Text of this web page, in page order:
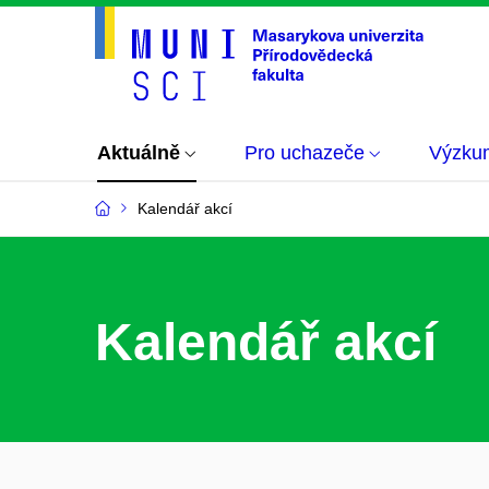
Aktuálně Pro uchazeče
Kalendář akcí
Kalendář akcí